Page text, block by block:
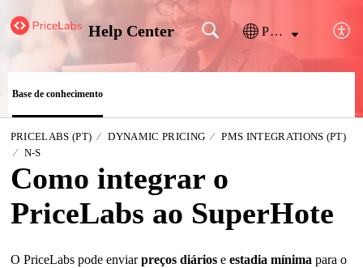
Help Center Português
Base de conhecimento
PRICELABS (PT) DYNAMIC PRICING
PMS INTEGRATIONS (PT)
N-S
Como integrar o
PriceLabs ao SuperHote
O PriceLabs pode enviarpreços diáriose estadia mínima para o